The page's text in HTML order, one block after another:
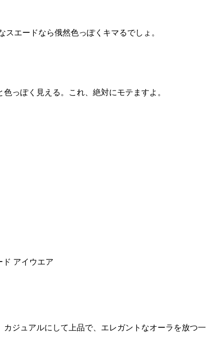
エードなら俄然色っぽくキマるでしょ。
っぽく見える。これ、絶対にモテますよ。
ド アイウエア
ジュアルにして上品で、エレガントなオーラを放つ一